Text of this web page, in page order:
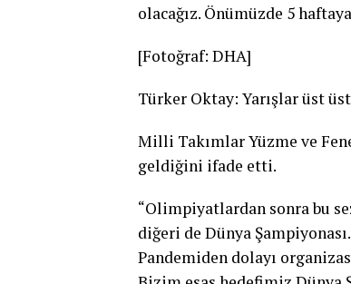
olacağız. Önümüzde 5
[Fotoğraf: DHA]
Türker Oktay: Yarışlar üst
Milli Takımlar Yüzme ve
geldiğini ifade etti.
“Olimpiyatlardan sonra bu
diğeri de Dünya
Pandemiden dolayı